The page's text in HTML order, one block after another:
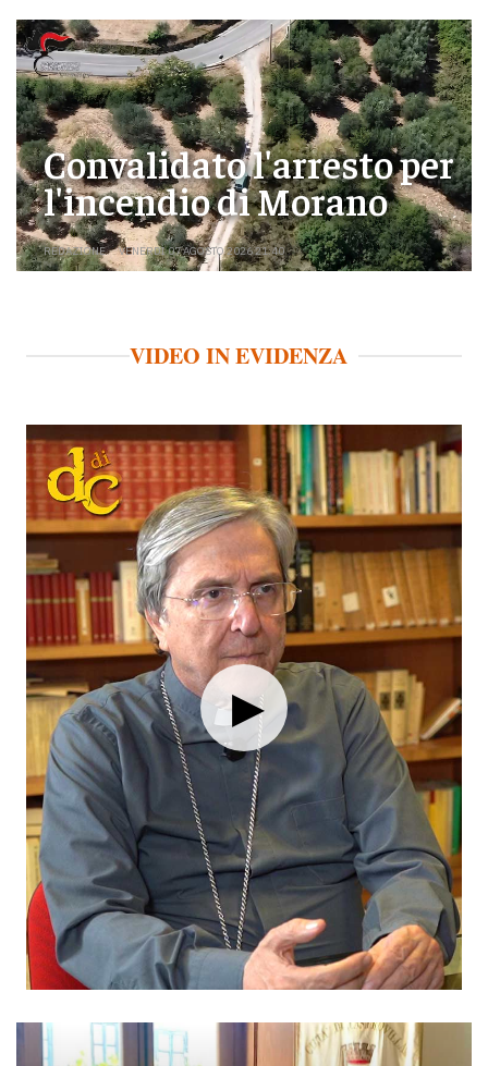
Convalidato l'arresto per
l'incendio di Morano
REDAZIONE VENERDÌ 07 AGOSTO 2026 21:40
VIDEO IN EVIDENZA